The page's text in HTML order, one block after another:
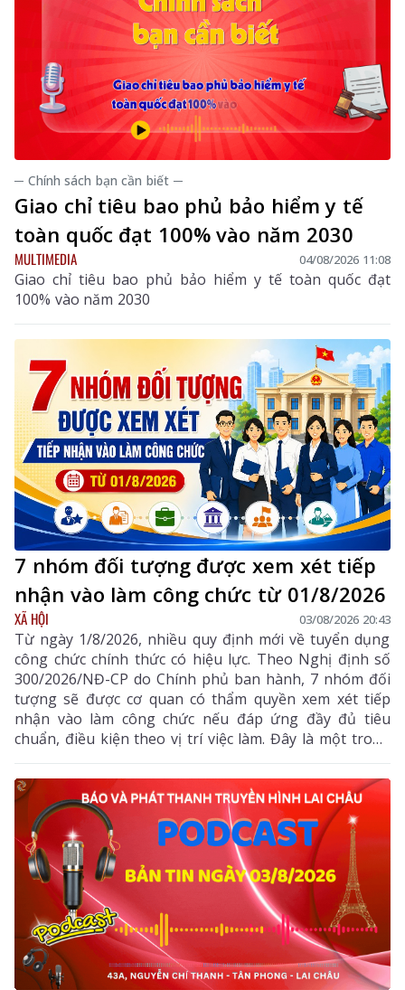
─ Chính sách bạn cần biết ─
Giao chỉ tiêu bao phủ bảo hiểm y tế
toàn quốc đạt 100% vào năm 2030
MULTIMEDIA 04/08/2026 11:08
Giao chỉ tiêu bao phủ bảo hiểm y tế toàn quốc đạt
100% vào năm 2030
7 nhóm đối tượng được xem xét tiếp
nhận vào làm công chức từ 01/8/2026
XÃ HỘI 03/08/2026 20:43
Từ ngày 1/8/2026, nhiều quy định mới về tuyển dụng
công chức chính thức có hiệu lực. Theo Nghị định số
300/2026/NĐ-CP do Chính phủ ban hành, 7 nhóm đối
tượng sẽ được cơ quan có thẩm quyền xem xét tiếp
nhận vào làm công chức nếu đáp ứng đầy đủ tiêu
chuẩn, điều kiện theo vị trí việc làm. Đây là một trong
những điểm mới đáng chú ý nhằm bổ sung, thu hút
nguồn nhân lực chất lượng cao vào khu vực công.